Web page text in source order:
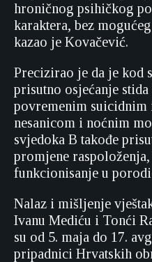
hroničnog psihičkog
karaktera, bez
kazao je Kovačević.
Precizirao je da je kod
prisutno osjećanje
povremenim suicidnim
nesanicom i noćnim
svjedoka B takođe
promjene
funkcionisanje u
Nalaz i mišljenje
Ivanu Mediću i Tonći
su od 5. maja do 17.
pripadnici Hrvatskih